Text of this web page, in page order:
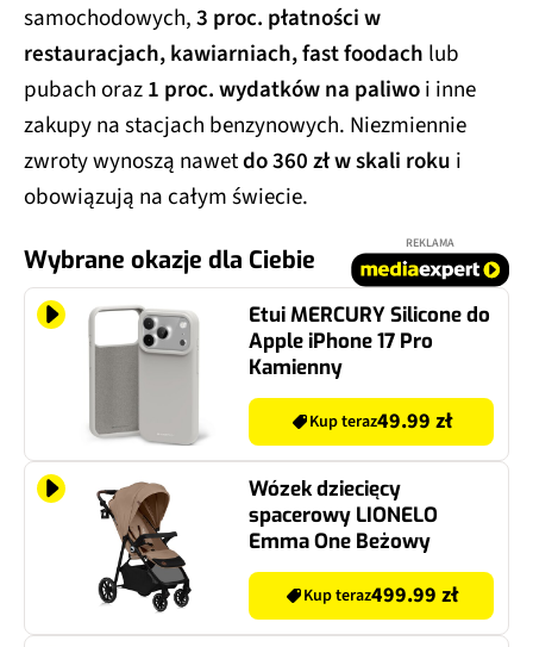
samochodowych,3 proc. płatności w
restauracjach, kawiarniach, fast foodach lub
pubach oraz1 proc. wydatków na paliwoi inne
zakupy na stacjach benzynowych. Niezmiennie
zwroty wynoszą nawetdo 360 zł w skali roku i
obowiązują na całym świecie.
Wybrane okazje dla Ciebie
REKLAMA
Etui MERCURY Silicone do
Apple iPhone 17 Pro
Kamienny
Kup teraz49.99 zł
Wózek dziecięcy
spacerowy LIONELO
Emma One Beżowy
Kup teraz499.99 zł